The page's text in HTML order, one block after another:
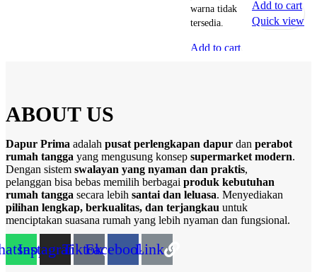
warna tidak
tersedia.
Add to cart
Add to cart
Quick view
ABOUT US
Dapur Prima adalah pusat perlengkapan dapur dan perabot
rumah tangga yang mengusung konsep supermarket modern.
Dengan sistem swalayan yang nyaman dan praktis,
pelanggan bisa bebas memilih berbagai produk kebutuhan
rumah tangga secara lebih santai dan leluasa. Menyediakan
pilihan lengkap, berkualitas, dan terjangkau untuk
menciptakan suasana rumah yang lebih nyaman dan fungsional.
InstagramTiktokFacebookLink